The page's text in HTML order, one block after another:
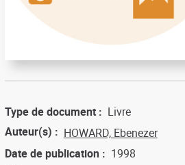
Type de document
Livre
Auteur(s)
HOWARD, Ebenezer
Date de publication
1998